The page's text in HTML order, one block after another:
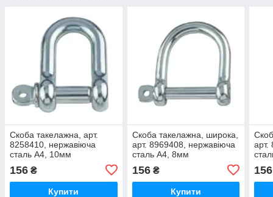
Скоба такелажна, арт.
8258410, нержавіюча
сталь А4, 10мм
156 ₴
Купити
Скоба такелажна, широка,
арт. 8969408, нержавіюча
сталь А4, 8мм
156₴
Купити
арт.
156